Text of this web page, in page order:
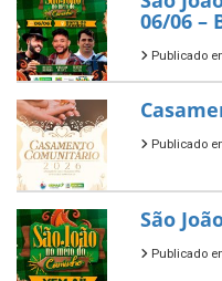
06/06 –
Publicado
Publicado
São
Publicado